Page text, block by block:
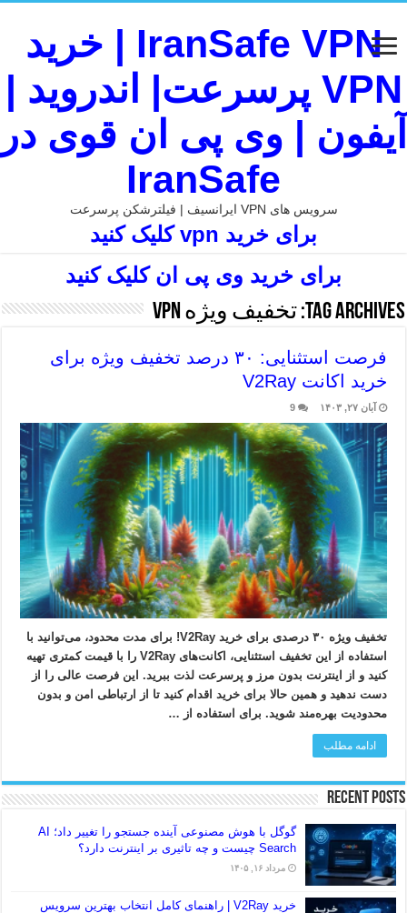
IranSafe VPN | خرید
VPN پرسرعت| اندروید |
آیفون | وی پی ان قوی در
IranSafe
سرویس های VPN ایرانسیف | فیلترشکن پرسرعت
برای خرید vpn کلیک کنید
برای خرید وی پی ان کلیک کنید
Tag Archives: تخفیف ویژه vpn
فرصت استثنایی: ۳۰ درصد تخفیف ویژه برای
خرید اکانت V2Ray
آبان ۲۷, ۱۴۰۳ 9
تخفیف ویژه ۳۰ درصدی برای خرید V2Ray! برای مدت محدود، می‌توانید با
استفاده از این تخفیف استثنایی، اکانت‌های V2Ray را با قیمت کمتری تهیه
کنید و از اینترنت بدون مرز و پرسرعت لذت ببرید. این فرصت عالی را از
دست ندهید و همین حالا برای خرید اقدام کنید تا از ارتباطی امن و بدون
محدودیت بهره‌مند شوید. برای استفاده از …
ادامه مطلب
Recent Posts
گوگل با هوش مصنوعی آینده جستجو را تغییر داد؛ AI
Search چیست و چه تاثیری بر اینترنت دارد؟
مرداد ۱۶, ۱۴۰۵
خرید V2Ray | راهنمای کامل انتخاب بهترین سرویس